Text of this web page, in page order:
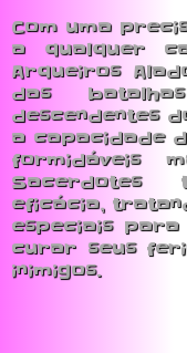
Com uma
a qualquer
Arqueiros
das
descendentes
a capacidade
formidáveis
Sacerdotes
eficácia,
especiais
curar seus
inimigos.